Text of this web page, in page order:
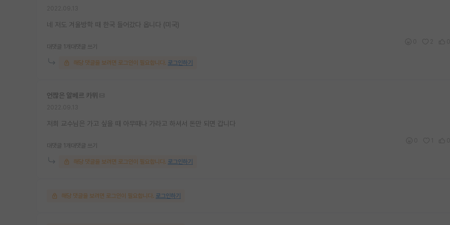
네 저도 겨울방학 때 한국 들어갔다 옵니다 (미국)
대댓글 1개 대댓글 쓰기
해당 댓글을 보려면 로그인이 필요합니다. 로그인하기
언짢은 알베르 카뮈
저희 교수님은 가고 싶을 때 아무때나 가라고 하셔서 돈만 되면 갑니다
대댓글 1개 대댓글 쓰기
해당 댓글을 보려면 로그인이 필요합니다. 로그인하기
해당 댓글을 보려면 로그인이 필요합니다. 로그인하기